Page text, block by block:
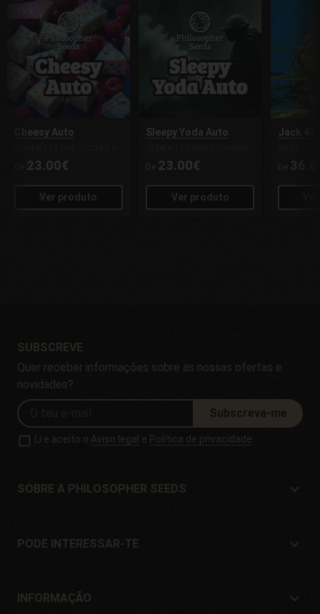
Cheesy Auto
23.00€
Ver produto
Sleepy Yoda Auto
De 23.00€
Ver produto
Jack 47
De
SUBSCREVE
Quer receber informações sobre as nossas ofertas e
novidades?
Subscreva-me
Li e aceito o Aviso legal e Política de privacidade
SOBRE A PHILOSOPHER SEEDS
Localização e Contacto
PODE INTERESSAR-TE
Ofertas
INFORMAÇÃO